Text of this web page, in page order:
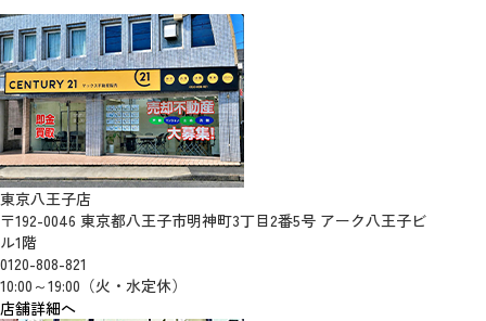
東京八王子店
〒192-0046 東京都八王子市明神町3丁目2番5号 アーク八王子ビ
ル1階
0120-808-821
10:00～19:00（火・水定休）
店舗詳細へ